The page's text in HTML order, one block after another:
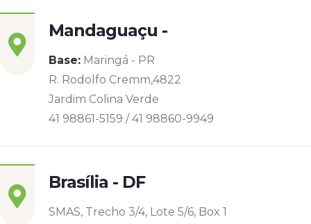
Mandaguaçu -
Base: Maringá - PR
R. Rodolfo Cremm,4822
Jardim Colina Verde
41 98861-5159 / 41 98860-9949
Brasília - DF
SMAS, Trecho 3/4, Lote 5/6, Box 1